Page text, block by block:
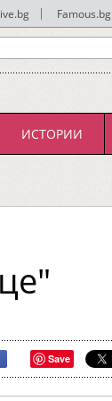
Famous.bg
ИСТОРИИ
Save